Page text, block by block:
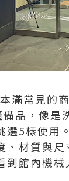
滿常見的
品，像是
選5樣使用。
材質與
館內機